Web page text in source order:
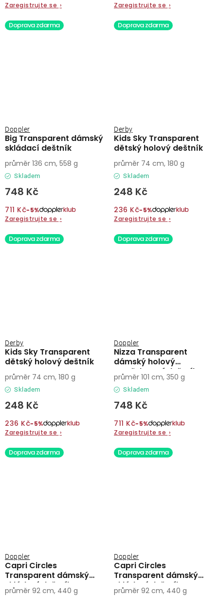
Zaregistrujte se ›
Zaregistrujte se ›
Doprava zdarma
Big Transparent dámský
skládací deštník
Doppler
Skladem
748 Kč
711 Kč−5%
Zaregistrujte se ›
průměr 136 cm, 558 g
Doprava zdarma
Kids Sky Transparent
dětský holový deštník
Derby
Skladem
248 Kč
236 Kč−5%
Zaregistrujte se ›
průměr 74 cm, 180 g
Doprava zdarma
Kids Sky Transparent
dětský holový deštník
Derby
Skladem
248 Kč
236 Kč−5%
Zaregistrujte se ›
průměr 74 cm, 180 g
Doprava zdarma
Nizza Transparent
dámský holový
vystřelovací deštník
Doppler
Skladem
748 Kč
711 Kč−5%
Zaregistrujte se ›
průměr 101 cm, 350 g
Doprava zdarma
Capri Circles
Transparent dámský
skládací deštník
Doppler
průměr 92 cm, 440 g
Doprava zdarma
Capri Circles
Transparent dámský
skládací deštník
Doppler
průměr 92 cm, 440 g